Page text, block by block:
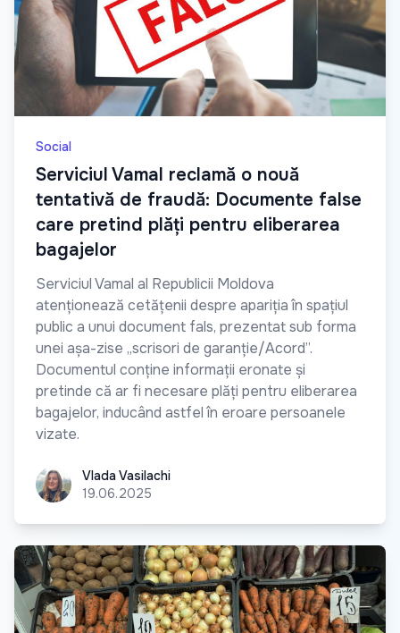
Social
Serviciul Vamal reclamă o nouă
tentativă de fraudă: Documente false
care pretind plăți pentru eliberarea
bagajelor
Serviciul Vamal al Republicii Moldova
atenționează cetățenii despre apariția în spațiul
public a unui document fals, prezentat sub forma
unei așa-zise „scrisori de garanție/Acord”.
Documentul conține informații eronate și
pretinde că ar fi necesare plăți pentru eliberarea
bagajelor, inducând astfel în eroare persoanele
vizate.
Vlada Vasilachi
Vlada Vasilachi
19.06.2025